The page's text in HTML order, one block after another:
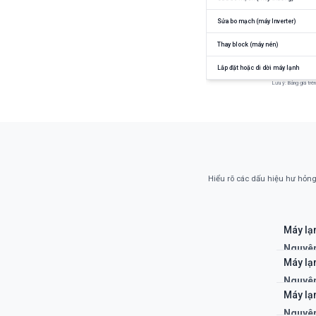
Sửa bo mạch (máy Inverter)
Thay block (máy nén)
Lắp đặt hoặc di dời máy lạnh
Lưu ý: Bảng giá
Hiểu rõ các dấu hiệu hư
Máy
(máy
Khắc
nghiệp
Máy
thuật,
Khắc
Máy